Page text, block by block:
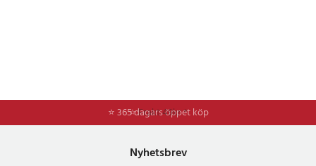
⭐ 365 dagars öppet köp
⭐Frakt 49kr *
Nyhetsbrev